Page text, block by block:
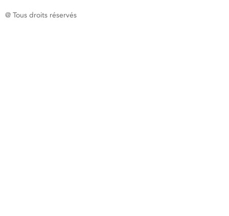
@ Tous droits réservés